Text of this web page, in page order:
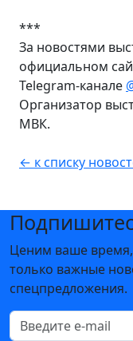
***
За новостями
официальном
Telegram-канале
Организатор
МВК.
← к списку
Ценим ваше
только важные
спецпредложения.